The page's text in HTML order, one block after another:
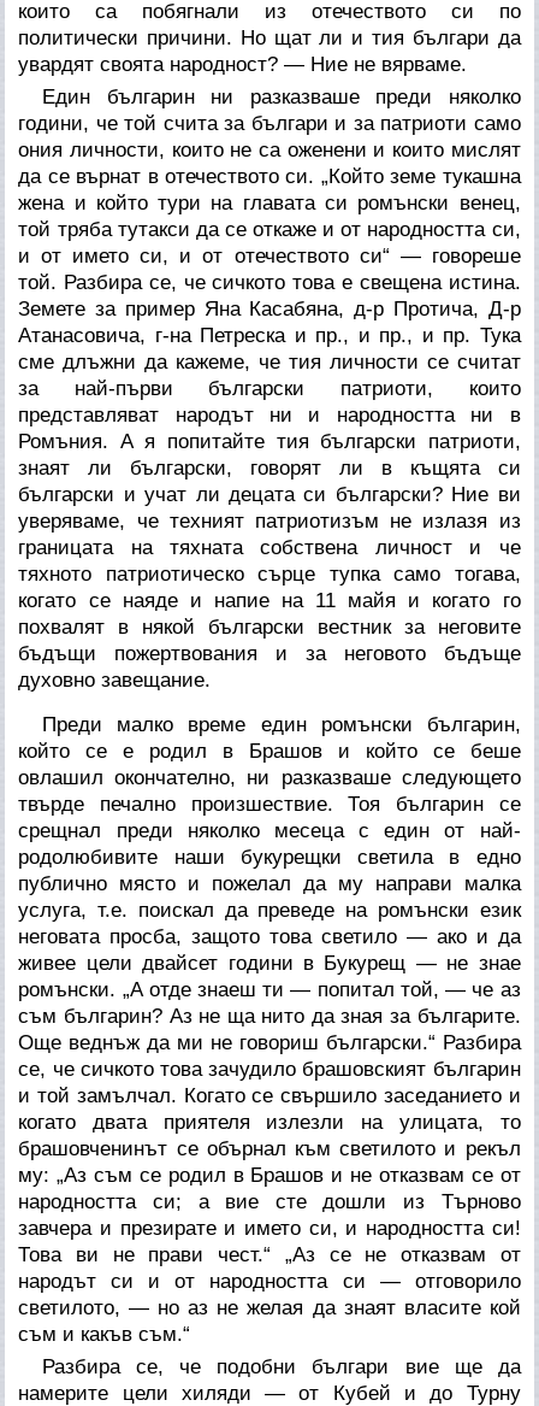
които са побягнали из отечеството си по
политически причини. Но щат ли и тия българи да
увардят своята народност? — Ние не вярваме.
Един българин ни разказваше преди няколко
години, че той счита за българи и за патриоти само
ония личности, които не са оженени и които мислят
да се върнат в отечеството си. „Който земе тукашна
жена и който тури на главата си ромънски венец,
той тряба тутакси да се откаже и от народността си,
и от името си, и от отечеството си“ — говореше
той. Разбира се, че сичкото това е свещена истина.
Земете за пример Яна Касабяна, д-р Протича, Д-р
Атанасовича, г-на Петреска и пр., и пр., и пр. Тука
сме длъжни да кажеме, че тия личности се считат
за най-първи български патриоти, които
представляват народът ни и народността ни в
Ромъния. А я попитайте тия български патриоти,
знаят ли български, говорят ли в къщята си
български и учат ли децата си български? Ние ви
уверяваме, че техният патриотизъм не излазя из
границата на тяхната собствена личност и че
тяхното патриотическо сърце тупка само тогава,
когато се наяде и напие на 11 майя и когато го
похвалят в някой български вестник за неговите
бъдъщи пожертвования и за неговото бъдъще
духовно завещание.
Преди малко време един ромънски българин,
който се е родил в Брашов и който се беше
овлашил окончателно, ни разказваше следующето
твърде печално произшествие. Тоя българин се
срещнал преди няколко месеца с един от най-
родолюбивите наши букурещки светила в едно
публично място и пожелал да му направи малка
услуга, т.е. поискал да преведе на ромънски език
неговата просба, защото това светило — ако и да
живее цели двайсет години в Букурещ — не знае
ромънски. „А отде знаеш ти — попитал той, — че аз
съм българин? Аз не ща нито да зная за българите.
Още веднъж да ми не говориш български.“ Разбира
се, че сичкото това зачудило брашовският българин
и той замълчал. Когато се свършило заседанието и
когато двата приятеля излезли на улицата, то
брашовченинът се обърнал към светилото и рекъл
му: „Аз съм се родил в Брашов и не отказвам се от
народността си; а вие сте дошли из Търново
завчера и презирате и името си, и народността си!
Това ви не прави чест.“ „Аз се не отказвам от
народът си и от народността си — отговорило
светилото, — но аз не желая да знаят власите кой
съм и какъв съм.“
Разбира се, че подобни българи вие ще да
намерите цели хиляди — от Кубей и до Турну